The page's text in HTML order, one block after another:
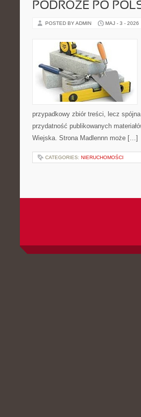
PODRÓŻE PO
POSTED BY ADMIN MAJ - 3 - 2026
przypadkowy zbiór treści, lecz
przydatność publikowanych
Wiejska. Strona Madlennn może […]
CATEGORIES: NIERUCHOMOŚCI